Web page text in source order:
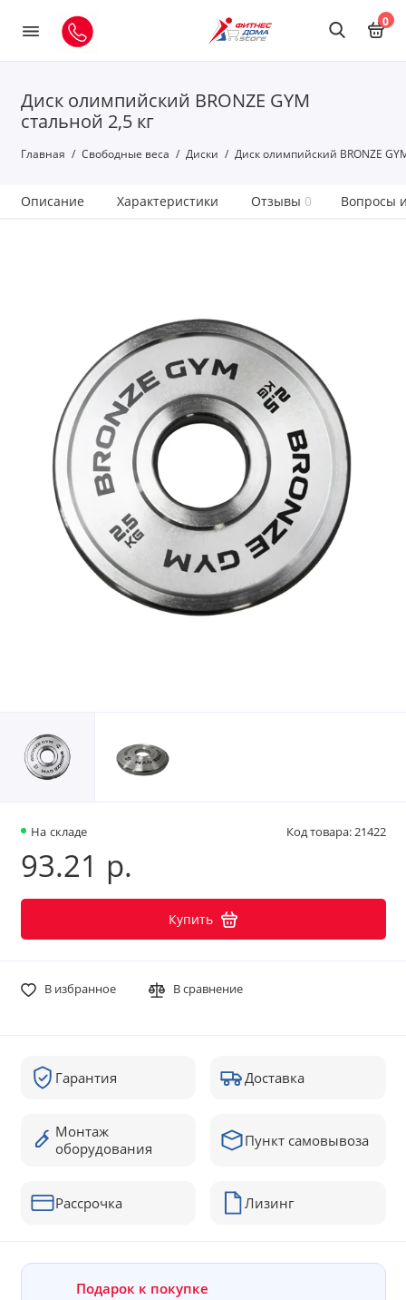
0
Диск олимпийский BRONZE GYM
стальной 2,5 кг
Главная Свободные веса Диски Диск олимпийский BRONZE
Описание Характеристики Отзывы 0 Вопросы
На складе Код товара: 21422
93.21 р.
Купить
В избранное В сравнение
Гарантия Доставка
Монтаж
оборудования
Пункт самовывоза
Рассрочка Лизинг
Подарок к покупке